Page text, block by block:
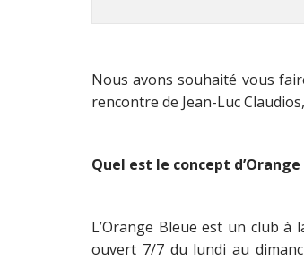
Nous avons souhaité vous
rencontre de Jean-Luc
Quel est le concept d’Orange
L’Orange Bleue est un club
ouvert 7/7 du lundi au